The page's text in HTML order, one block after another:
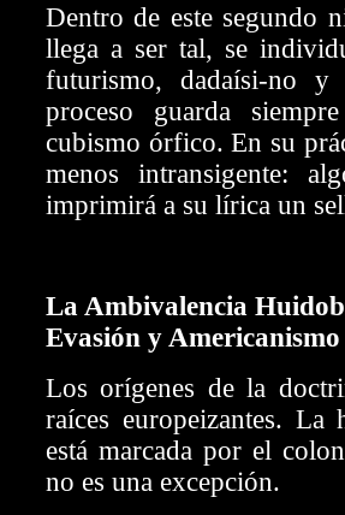
Dentro de este segundo
llega a ser tal, se
futurismo, dadaísi-no
proceso guarda
cubismo órfico. En su
menos intransigente:
imprimirá a su lírica un
La Ambivalencia
Evasión y Americanismo
Los orígenes de la
raíces europeizantes. La
está marcada por el
no es una excepción.